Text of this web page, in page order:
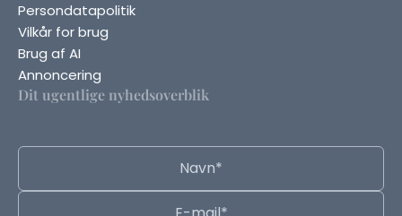
Persondatapolitik
Vilkår for brug
Brug af AI
Annoncering
Dit ugentlige nyhedsoverblik